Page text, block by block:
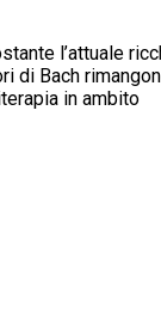
l’attuale
di Bach
in ambito